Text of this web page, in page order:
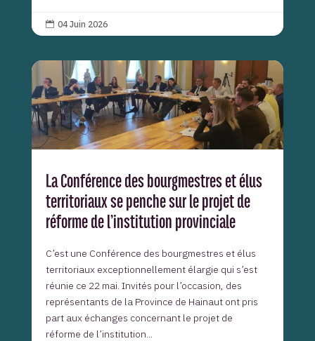
 04 Juin 2026
La Conférence des bourgmestres et élus
territoriaux se penche sur le projet de
réforme de l’institution provinciale
C’est une Conférence des bourgmestres et élus
territoriaux exceptionnellement élargie qui s’est
réunie ce 22 mai. Invités pour l’occasion, des
représentants de la Province de Hainaut ont pris
part aux échanges concernant le projet de
réforme de l’institution...